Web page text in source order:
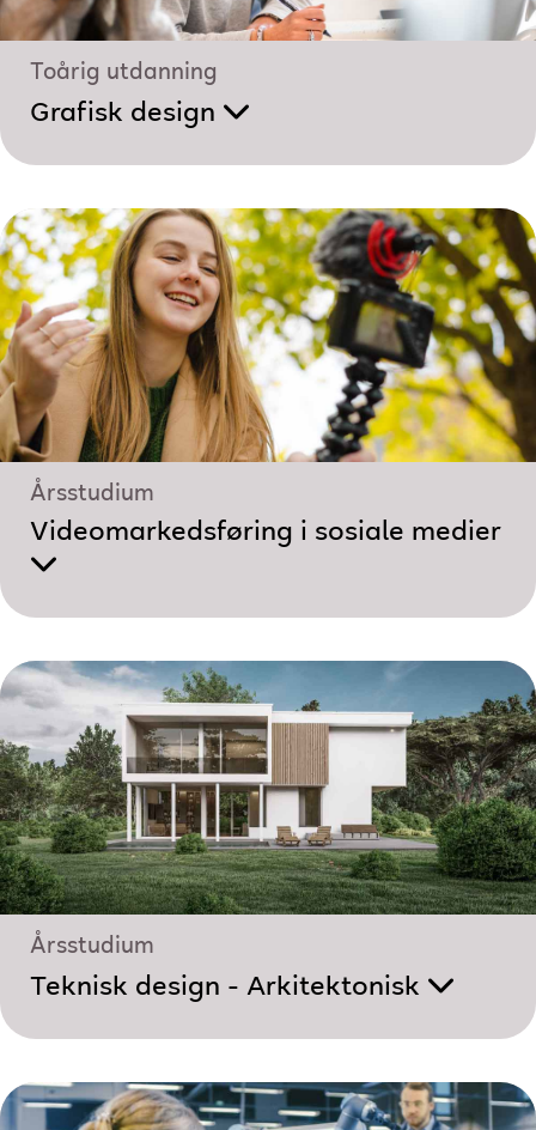
Toårig utdanning
Grafisk design
Årsstudium
Videomarkedsføring i sosiale medier
Årsstudium
Teknisk design - Arkitektonisk